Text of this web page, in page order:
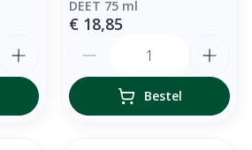
DEET 75 ml
€ 18,85
Bestel